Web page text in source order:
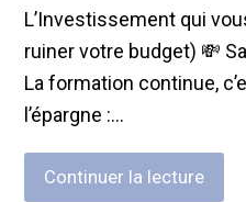
L’Investissement qui
ruiner votre budget) 💸
La formation continue,
l’épargne :…
Continuer la lecture